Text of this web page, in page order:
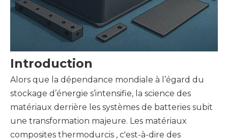
Introduction
Alors que la dépendance mondiale à l’égard du
stockage d’énergie s’intensifie, la science des
matériaux derrière les systèmes de batteries subit
une transformation majeure. Les matériaux
composites thermodurcis , c'est-à-dire des